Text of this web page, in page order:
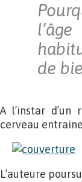
de
A l’instar d’un
cerveau
L’auteure